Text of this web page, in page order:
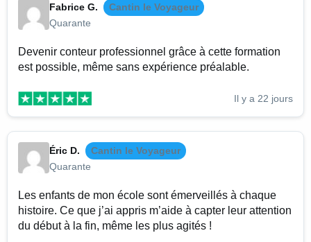
Fabrice G.
Cantin le Voyageur
Quarante
Devenir conteur professionnel grâce à cette formation
est possible, même sans expérience préalable.
Il y a 22 jours
Éric D.
Cantin le Voyageur
Quarante
Les enfants de mon école sont émerveillés à chaque
histoire. Ce que j’ai appris m’aide à capter leur attention
du début à la fin, même les plus agités !